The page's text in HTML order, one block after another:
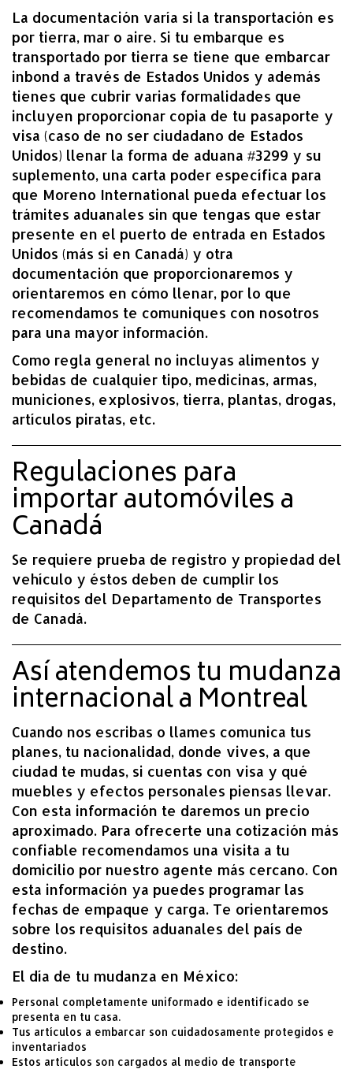
La documentación varía si la transportación es
por tierra, mar o aire. Si tu embarque es
transportado por tierra se tiene que embarcar
inbond a través de Estados Unidos y además
tienes que cubrir varias formalidades que
incluyen proporcionar copia de tu pasaporte y
visa (caso de no ser ciudadano de Estados
Unidos) llenar la forma de aduana #3299 y su
suplemento, una carta poder específica para
que Moreno International pueda efectuar los
trámites aduanales sin que tengas que estar
presente en el puerto de entrada en Estados
Unidos (más si en Canadá) y otra
documentación que proporcionaremos y
orientaremos en cómo llenar, por lo que
recomendamos te comuniques con nosotros
para una mayor información.
Como regla general no incluyas alimentos y
bebidas de cualquier tipo, medicinas, armas,
municiones, explosivos, tierra, plantas, drogas,
artículos piratas, etc.
Regulaciones para
importar automóviles a
Canadá
Se requiere prueba de registro y propiedad del
vehículo y éstos deben de cumplir los
requisitos del Departamento de Transportes
de Canadá.
Así atendemos tu mudanza
internacional a Montreal
Cuando nos escribas o llames comunica tus
planes, tu nacionalidad, donde vives, a que
ciudad te mudas, si cuentas con visa y qué
muebles y efectos personales piensas llevar.
Con esta información te daremos un precio
aproximado. Para ofrecerte una cotización más
confiable recomendamos una visita a tu
domicilio por nuestro agente más cercano. Con
esta información ya puedes programar las
fechas de empaque y carga. Te orientaremos
sobre los requisitos aduanales del país de
destino.
El día de tu mudanza en México:
Personal completamente uniformado e identificado se
presenta en tu casa.
Tus artículos a embarcar son cuidadosamente protegidos e
inventariados
Estos artículos son cargados al medio de transporte